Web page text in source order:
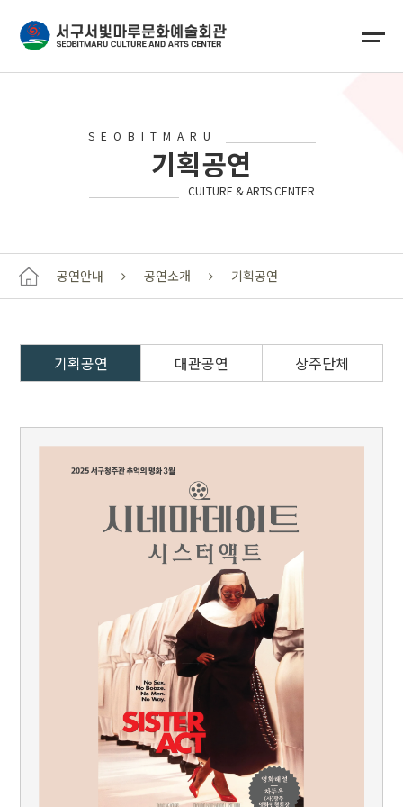
SEOBITMARU
기획공연
CULTURE & ARTS CENTER
공연안내 공연소개 기획공연
기획공연 대관공연 상주단체